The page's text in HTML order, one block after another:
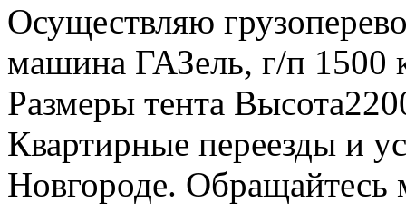
Осуществляю
машина ГАЗель, г/п 1500
Размеры тента
Квартирные переезды и
Новгороде.